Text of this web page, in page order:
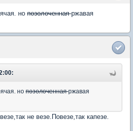
но позолоченнаяржавая
но позолоченнаяржавая
не везе.Повезе,так капезе.